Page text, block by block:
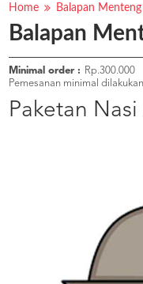
PESAN
OUR
COMPANY
KATA
MEREKA
KATALOG
Home Balapan Menteng
Balapan
Minimal order :
Rp.300.000
Pemesanan minimal
Paketan